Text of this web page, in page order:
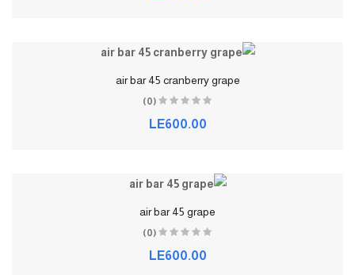
air bar 45 cranberry grape
(0)
LE600.00
air bar 45 grape
(0)
LE600.00